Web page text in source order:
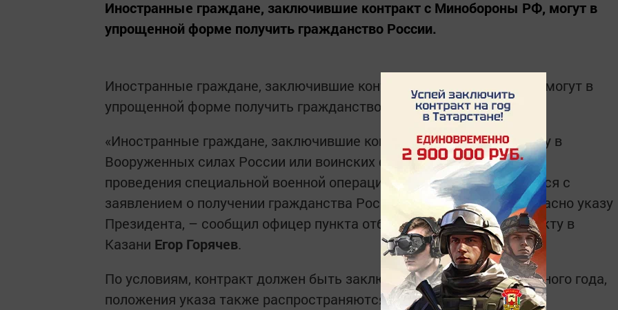
Иностранные граждане, заключившие контракт с Минобороны РФ, могут в
упрощенной форме получить гражданство России.
Иностранные граждане, заключившие контракт с Минобороны РФ, могут в
упрощенной форме получить гражданство России.
«Иностранные граждане, заключившие контракт на военную службу в
Вооруженных cилах России или воинских формированиях в период
проведения специальной военной операции, имеют право обратиться с
заявлением о получении гражданства Российской Федерации, согласно указу
Президента, – сообщил офицер пункта отбора на службу по контракту в
Казани Егор Горячев.
По условиям, контракт должен быть заключен на срок не менее одного года,
положения указа также распространяются на членов семей таких